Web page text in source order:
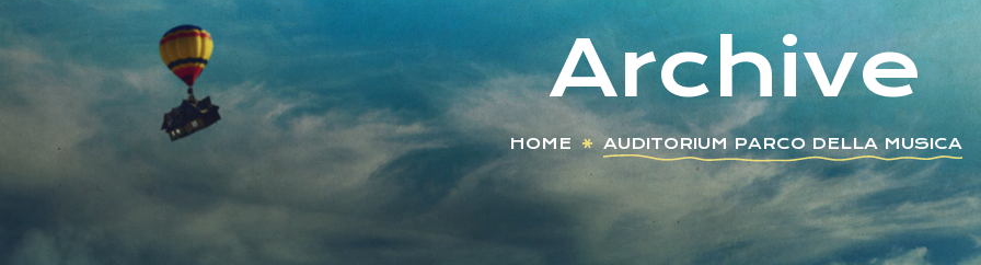
Archive
HOME AUDITORIUM PARCO DELLA MUSICA